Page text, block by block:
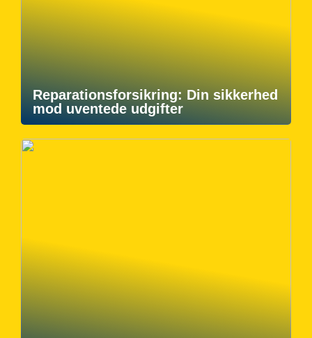
Reparationsforsikring: Din sikkerhed
mod uventede udgifter